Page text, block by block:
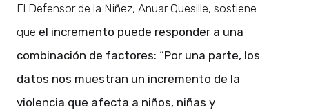
El Defensor de la Niñez, Anuar Quesille, sostiene
que el incremento puede responder a una
combinación de factores: “Por una parte, los
datos nos muestran un incremento de la
violencia que afecta a niños, niñas y